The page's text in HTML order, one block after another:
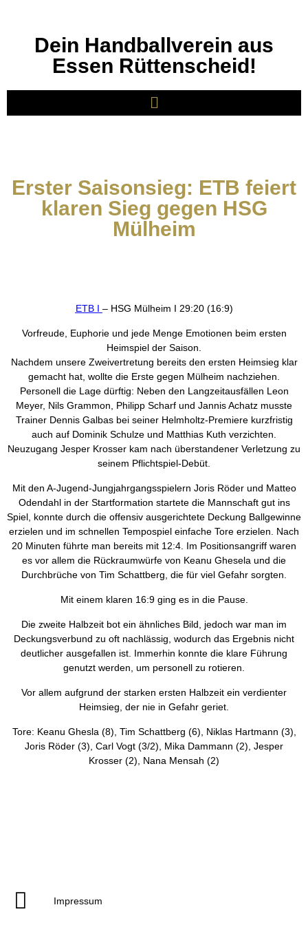
Dein Handballverein aus
Essen Rüttenscheid!
Erster Saisonsieg: ETB feiert
klaren Sieg gegen HSG
Mülheim
ETB I – HSG Mülheim I 29:20 (16:9)
Vorfreude, Euphorie und jede Menge Emotionen beim ersten
Heimspiel der Saison.
Nachdem unsere Zweivertretung bereits den ersten Heimsieg klar
gemacht hat, wollte die Erste gegen Mülheim nachziehen.
Personell die Lage dürftig: Neben den Langzeitausfällen Leon
Meyer, Nils Grammon, Philipp Scharf und Jannis Achatz musste
Trainer Dennis Galbas bei seiner Helmholtz-Premiere kurzfristig
auch auf Dominik Schulze und Matthias Kuth verzichten.
Neuzugang Jesper Krosser kam nach überstandener Verletzung zu
seinem Pflichtspiel-Debüt.
Mit den A-Jugend-Jungjahrgangsspielern Joris Röder und Matteo
Odendahl in der Startformation startete die Mannschaft gut ins
Spiel, konnte durch die offensiv ausgerichtete Deckung Ballgewinne
erzielen und im schnellen Tempospiel einfache Tore erzielen. Nach
20 Minuten führte man bereits mit 12:4. Im Positionsangriff waren
es vor allem die Rückraumwürfe von Keanu Ghesela und die
Durchbrüche von Tim Schattberg, die für viel Gefahr sorgten.
Mit einem klaren 16:9 ging es in die Pause.
Die zweite Halbzeit bot ein ähnliches Bild, jedoch war man im
Deckungsverbund zu oft nachlässig, wodurch das Ergebnis nicht
deutlicher ausgefallen ist. Immerhin konnte die klare Führung
genutzt werden, um personell zu rotieren.
Vor allem aufgrund der starken ersten Halbzeit ein verdienter
Heimsieg, der nie in Gefahr geriet.
Tore: Keanu Ghesla (8), Tim Schattberg (6), Niklas Hartmann (3),
Joris Röder (3), Carl Vogt (3/2), Mika Dammann (2), Jesper
Krosser (2), Nana Mensah (2)
Impressum